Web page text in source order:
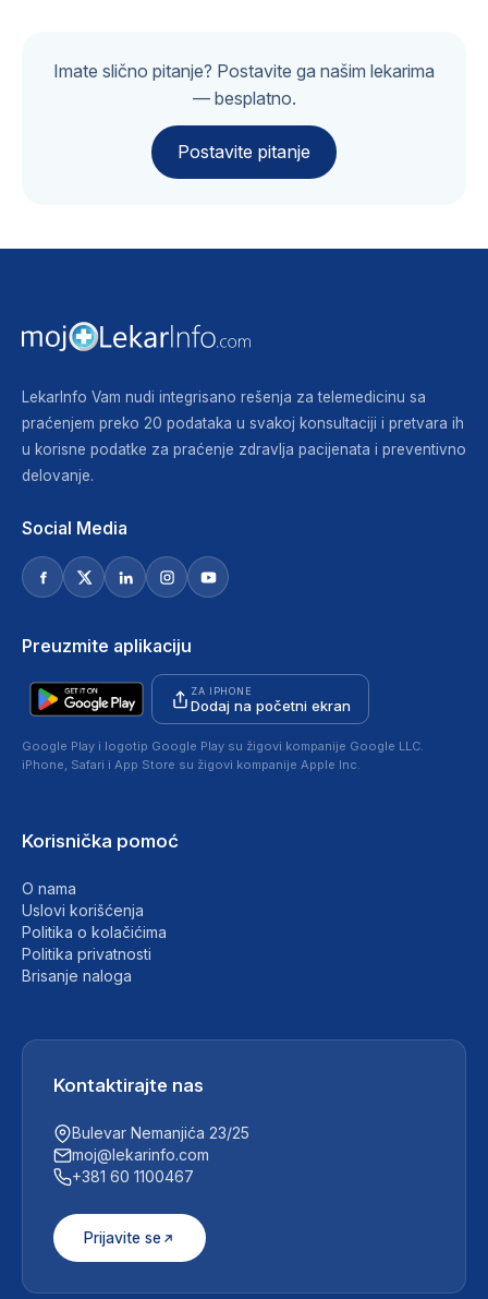
Imate slično pitanje? Postavite ga našim lekarima
— besplatno.
Postavite pitanje
LekarInfo Vam nudi integrisano rešenja za telemedicinu sa
praćenjem preko 20 podataka u svakoj konsultaciji i pretvara ih
u korisne podatke za praćenje zdravlja pacijenata i preventivno
delovanje.
Social Media
Preuzmite aplikaciju
ZA IPHONE
Dodaj na početni ekran
Google Play i logotip Google Play su žigovi kompanije Google LLC.
iPhone, Safari i App Store su žigovi kompanije Apple Inc.
Korisnička pomoć
O nama
Uslovi korišćenja
Politika o kolačićima
Politika privatnosti
Brisanje naloga
Kontaktirajte nas
Bulevar Nemanjića 23/25
moj@lekarinfo.com
+381 60 1100467
Prijavite se